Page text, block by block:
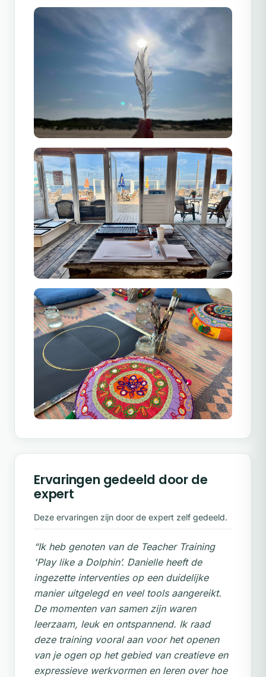
Ervaringen gedeeld door de
expert
Deze ervaringen zijn door de expert zelf gedeeld.
“Ik heb genoten van de Teacher Training
'Play like a Dolphin’. Danielle heeft de
ingezette interventies op een duidelijke
manier uitgelegd en veel tools aangereikt.
De momenten van samen zijn waren
leerzaam, leuk en ontspannend. Ik raad
deze training vooral aan voor het openen
van je ogen op het gebied van creatieve en
expressieve werkvormen en leren over hoe